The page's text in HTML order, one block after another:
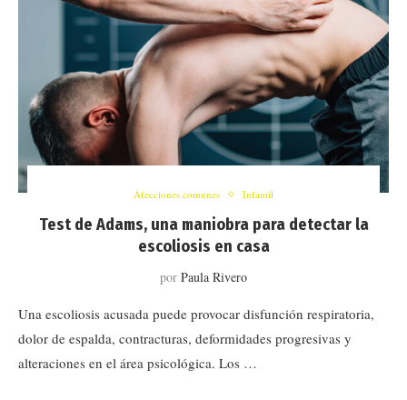
Afecciones comunes Infantil
Test de Adams, una maniobra para detectar la
escoliosis en casa
por Paula Rivero
Una escoliosis acusada puede provocar disfunción respiratoria,
dolor de espalda, contracturas, deformidades progresivas y
alteraciones en el área psicológica. Los …